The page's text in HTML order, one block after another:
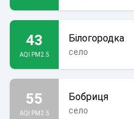
43
AQI PM2.5
Білогородка
село
55
AQI PM2.5
Бобриця
село